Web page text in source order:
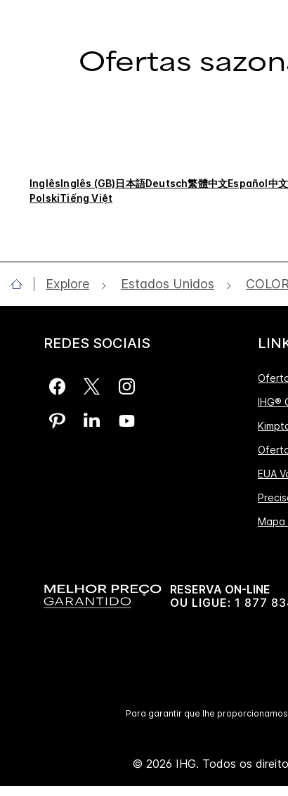
Ofertas
InglêsInglês (GB)日本語Deutsch繁體中文Español中文
PolskiTiếng Việt
Explore Estados Unidos
REDES SOCIAIS
IHG®
EUA
Mapa
RESERVA ON-LINE
OU LIGUE: 1 877
Para garantir que lhe
© 2026 IHG. Todos os